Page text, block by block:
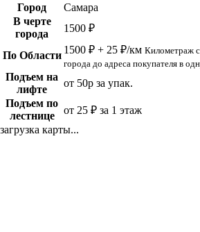
Город
Самара
В черте
города
1500 ₽
По Области 1500 ₽ + 25 ₽/км Километраж
города до адреса покупателя в
Подъем на
лифте
от 50р за упак.
Подъем по
лестнице
от 25 ₽ за 1 этаж
загрузка карты...